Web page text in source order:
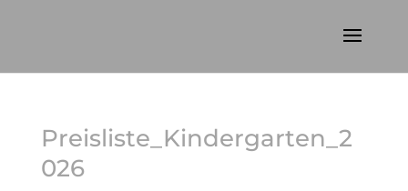
Preisliste_Kindergarten_2
026